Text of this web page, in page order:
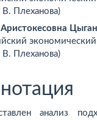
В. Плеханова)
В. Плеханова)
анализ